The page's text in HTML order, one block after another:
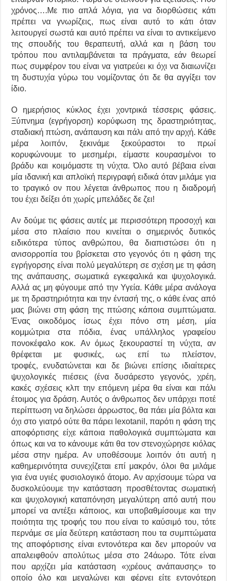
χρόνος….Με πιο απλά λόγια, για να διορθώσεις κάτι
πρέπει να γνωρίζεις, πως είναι αυτό το κάτι όταν
λειτουργεί σωστά και αυτό πρέπει να είναι το αντικείμενο
της σπουδής του θεραπευτή, αλλά και η βάση του
τρόπου που αντιλαμβάνεται τα πράγματα, εάν θεωρεί
πως συμφέρον του είναι να γιατρεύει κι όχι να διαιωνίζει
τη δυστυχία γύρω του νομίζοντας ότι δε θα αγγίξει τον
ίδιο.
Ο ημερήσιος κύκλος έχει χοντρικά τέσσερις φάσεις.
Ξύπνημα (εγρήγορση) κορύφωση της δραστηριότητας,
σταδιακή πτώση, ανάπαυση και πάλι από την αρχή. Κάθε
μέρα λοιπόν, ξεκινάμε ξεκούραστοι το πρωί
κορυφώνουμε το μεσημέρι, είμαστε κουρασμένοι το
βράδυ και κοιμόμαστε τη νύχτα. Όλο αυτό βέβαια είναι
μία ιδανική και απλοϊκή περιγραφή ειδικά όταν μιλάμε για
το τραγικό ον που λέγεται άνθρωπος που η διαδρομή
του έχει δείξει ότι χωρίς μπελάδες δε ζει!
Αν δούμε τις φάσεις αυτές με περισσότερη προσοχή και
μέσα στο πλαίσιο που κινείται ο σημερινός δυτικός
ειδικότερα τύπος ανθρώπου, θα διαπιστώσει ότι η
ανισορροπία του βρίσκεται στο γεγονός ότι η φάση της
εγρήγορσης είναι πολύ μεγαλύτερη σε σχέση με τη φάση
της ανάπαυσης, σωματικά εγκεφαλικά και ψυχολογικά.
Αλλά ας μη φύγουμε από την Υγεία. Κάθε μέρα ανάλογα
με τη δραστηριότητα και την έντασή της, ο κάθε ένας από
μας βιώνει στη φάση της πτώσης κάποια συμπτώματα.
Ένας οικοδόμος ίσως έχει πόνο στη μέση, μία
κομμώτρια στα πόδια, ένας υπάλληλος γραφείου
πονοκέφαλο κοκ. Αν όμως ξεκουραστεί τη νύχτα, αν
θρέφεται με φυσικές, ως επί τω πλείστον,
τροφές, ενυδατώνεται και δε βιώνει επίσης ιδιαίτερες
ψυχολογικές πιέσεις (ένα δυσάρεστο γεγονός, χρέη,
κακές σχέσεις κλπ την επόμενη μέρα θα είναι και πάλι
έτοιμος για δράση. Αυτός ο άνθρωπος δεν υπάρχει ποτέ
περίπτωση να δηλώσει άρρωστος, θα πάει μία βόλτα και
όχι στο γιατρό ούτε θα πάρει lexotanil, παρότι η φάση της
αποφόρτισης είχε κάποια παθολογικά συμπτώματα και
όπως και να το κάνουμε κάτι θα τον στενοχώρησε κιόλας
μέσα στην ημέρα. Αν υποθέσουμε λοιπόν ότι αυτή η
καθημερινότητα συνεχίζεται επί μακρόν, όλοι θα μιλάμε
για ένα υγιές φυσιολογικό άτομο. Αν αρχίσουμε τώρα να
δυσκολεύουμε την κατάσταση προσθέτοντας σωματική
και ψυχολογική καταπόνηση μεγαλύτερη από αυτή που
μπορεί να αντέξει κάποιος, και υποβαθμίσουμε και την
ποιότητα της τροφής του που είναι το καύσιμό του, τότε
περνάμε σε μία δεύτερη κατάσταση που τα συμπτώματα
της αποφόρτισης είναι εντονότερα και δεν μπορούν να
απαλειφθούν απολύτως μέσα στο 24άωρο. Τότε είναι
που αρχίζει μία κατάσταση «χρέους ανάπαυσης» το
οποίο όλο και μεγαλώνει και φέρνει είτε εντονότερη